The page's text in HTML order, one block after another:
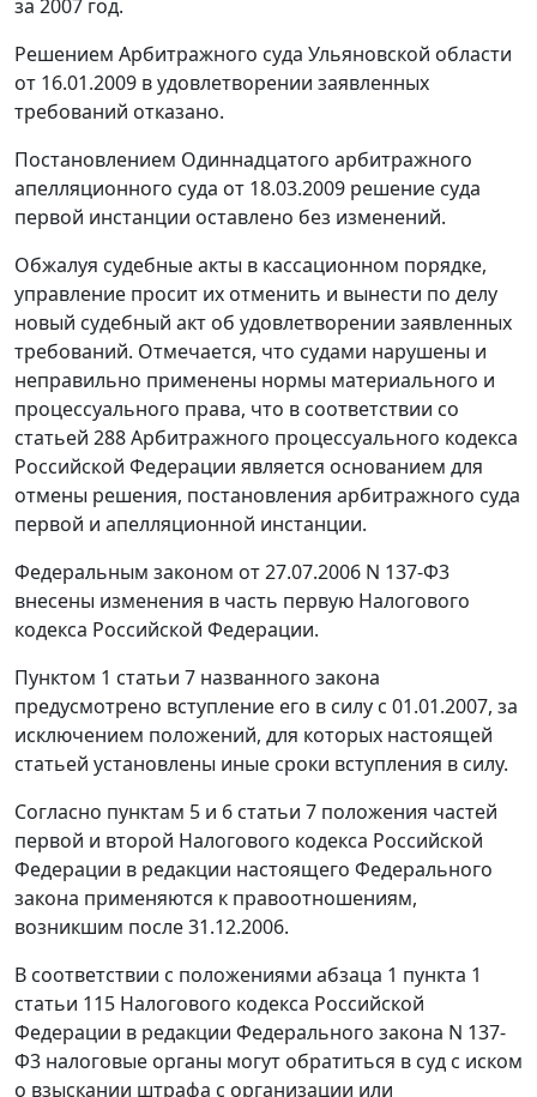
за 2007 год.
Решением Арбитражного суда Ульяновской области
от 16.01.2009 в удовлетворении заявленных
требований отказано.
Постановлением Одиннадцатого арбитражного
апелляционного суда от 18.03.2009 решение суда
первой инстанции оставлено без изменений.
Обжалуя судебные акты в кассационном порядке,
управление просит их отменить и вынести по делу
новый судебный акт об удовлетворении заявленных
требований. Отмечается, что судами нарушены и
неправильно применены нормы материального и
процессуального права, что в соответствии со
статьей 288Арбитражного процессуального кодекса
Российской Федерации является основанием для
отмены решения, постановления арбитражного суда
первой и апелляционной инстанции.
Федеральным законом от 27.07.2006 N 137-Ф3
внесены изменения в часть первую Налогового
кодекса Российской Федерации.
Пунктом 1 статьи 7 названного закона
предусмотрено вступление его в силу с 01.01.2007, за
исключением положений, для которых настоящей
статьей установлены иные сроки вступления в силу.
Согласно пунктам 5 и 6 статьи 7 положения частей
первой и второй Налогового кодекса Российской
Федерации в редакции настоящего Федерального
закона применяются к правоотношениям,
возникшим после 31.12.2006.
В соответствии с положениями абзаца 1 пункта 1
статьи 115 Налогового кодекса Российской
Федерации в редакции Федерального закона N 137-
Ф3 налоговые органы могут обратиться в суд с иском
о взыскании штрафа с организации или